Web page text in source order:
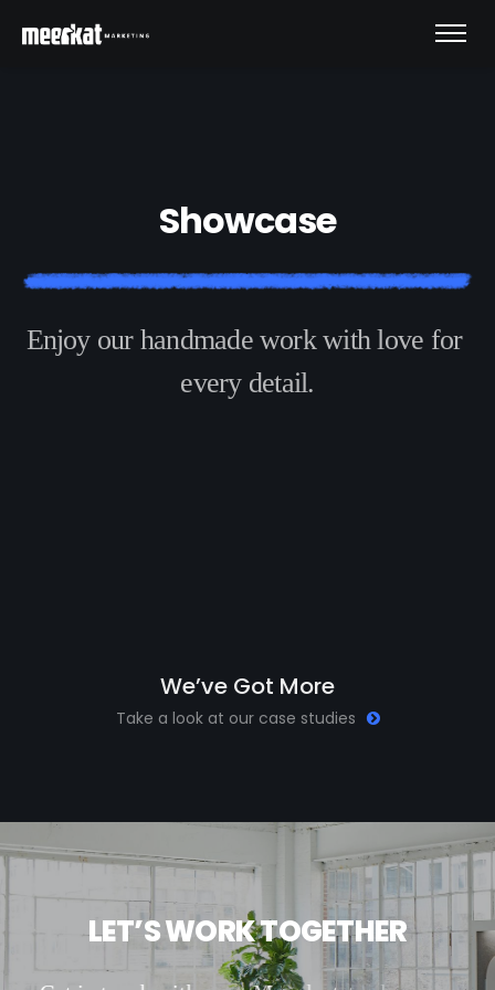
Showcase
Enjoy our handmade work with love for
every detail.
We’ve Got More
Take a look at our case studies
LET’SWORKTOGETHER